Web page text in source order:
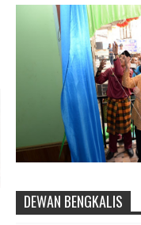
DEWAN BENGKALIS